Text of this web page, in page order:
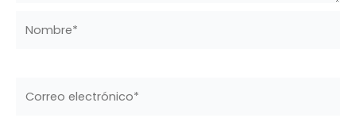
electrónico*